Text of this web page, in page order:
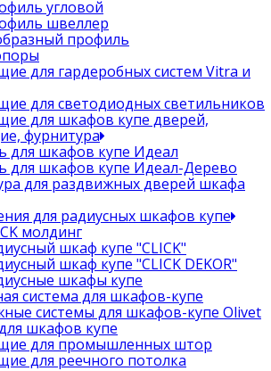
угловой
швеллер
профиль
для гардеробных систем Vitra и
для светодиодных светильников
для шкафов купе дверей,
фурнитура
для шкафов купе Идеал
для шкафов купе Идеал-Дерево
для раздвижных дверей шкафа
для радиусных шкафов купе
молдинг
шкаф купе "CLICK"
шкаф купе "CLICK DEKOR"
шкафы купе
система для шкафов-купе
системы для шкафов-купе Olivet
шкафов купе
для промышленных штор
для реечного потолка